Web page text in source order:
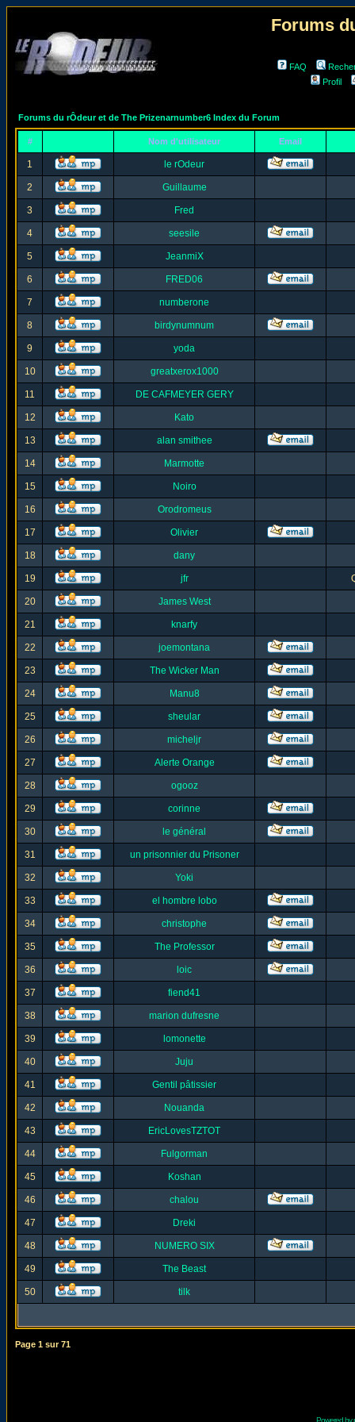
Forums
FAQ
Profil
Forums du rÔdeur et de The Prizenarnumber6 Index du Forum
# Nom d'utilisateur Email
1 le rOdeur
2 Guillaume
3 Fred
4 seesile
5 JeanmiX
6 FRED06
7 numberone
8 birdynumnum
9 yoda
10 greatxerox1000
11 DE CAFMEYER GERY
12 Kato
13 alan smithee
14 Marmotte
15 Noiro
16 Orodromeus
17 Olivier
18 dany
19 jfr
20 James West
21 knarfy
22 joemontana
23 The Wicker Man
24 Manu8
25 sheular
26 micheljr
27 Alerte Orange
28 ogooz
29 corinne
30 le général
31 un prisonnier du Prisoner
32 Yoki
33 el hombre lobo
34 christophe
35 The Professor
36 loic
37 fiend41
38 marion dufresne
39 lomonette
40 Juju
41 Gentil pâtissier
42 Nouanda
43 EricLovesTZTOT
44 Fulgorman
45 Koshan
46 chalou
47 Dreki
48 NUMERO SIX
49 The Beast
50 tilk
Page 1 sur71
Powered by